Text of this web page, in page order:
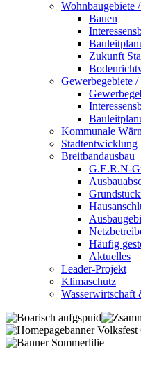
Wohnbaugebiete
Bauen
Zukunft
Gewerbegebiete /
Kommunale
Stadtentwicklung
Breitbandausbau
G.E.R.N-
Häufig
Aktuelles
Leader-Projekt
Klimaschutz
Wasserwirtschaft